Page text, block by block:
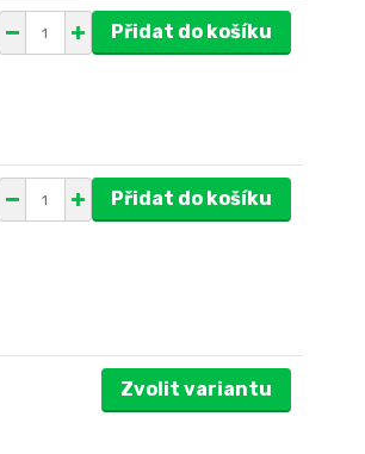
Přidat do košíku
Přidat do košíku
Zvolit variantu